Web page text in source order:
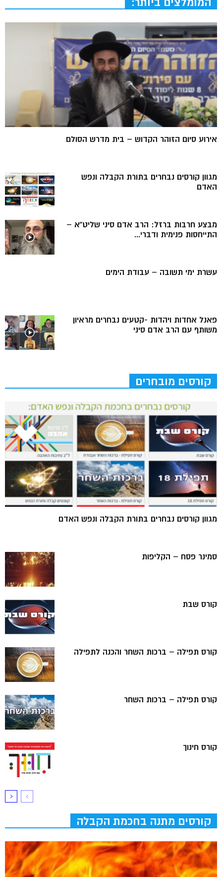
אירוע סיום הזוהר הקדוש – בית מדרש הסולם
מגוון קורסים נבחרים בתורת הקבלה ונפש
האדם
מבצע חרבות ברזל: הרב אדם סיני שליט”א –
התייחסות פנימית ודברי...
עשרת ימי תשובה – עבודת הימים
פאנל אחדות ויהדות -קטעים נבחרים מראיון
משותף עם הרב אדם סיני
קורסים מובחרים
מגוון קורסים נבחרים בתורת הקבלה ונפש האדם
סמינר פסח – הקליפות
קורס שבת
קורס תפילה – ברכות השחר והכנה לתפילה
קורס תפילה – ברכות השחר
קורס חינוך
קורסים מתנה בחכמת הקבלה